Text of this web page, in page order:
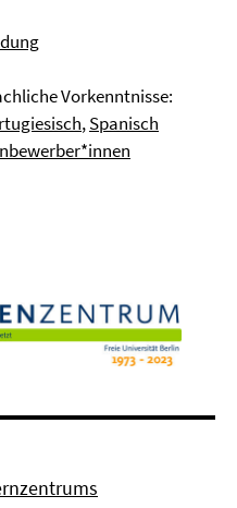
Vorkenntnisse:
,Spanisch